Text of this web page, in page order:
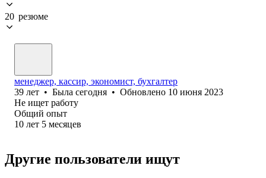
20 резюме
менеджер, кассир, экономист, бухгалтер
39 лет • Была сегодня • Обновлено 10 июня 2023
Не ищет работу
Общий опыт
10 лет 5 месяцев
Другие пользователи ищут